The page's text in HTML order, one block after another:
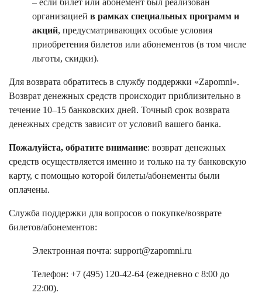
– если билет или абонемент был реализован
организацией в рамках специальных программ и
акций, предусматривающих особые условия
приобретения билетов или абонементов (в том числе
льготы, скидки).
Для возврата обратитесь в службу поддержки «Zapomni».
Возврат денежных средств происходит приблизительно в
течение 10–15 банковских дней. Точный срок возврата
денежных средств зависит от условий вашего банка.
Пожалуйста, обратите внимание: возврат денежных
средств осуществляется именно и только на ту банковскую
карту, с помощью которой билеты/абонементы были
оплачены.
Служба поддержки для вопросов о покупке/возврате
билетов/абонементов:
Электронная почта: support@zapomni.ru
Телефон: +7 (495) 120-42-64 (ежедневно с 8:00 до
22:00).